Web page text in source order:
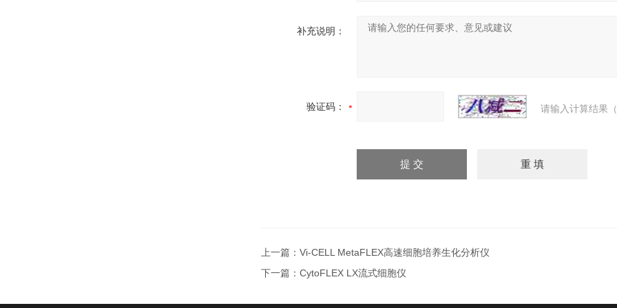
补充说明：
验证码： 请输入计算结果
上一篇： Vi-CELL MetaFLEX高速细胞培养生化分析仪
下一篇： CytoFLEX LX流式细胞仪